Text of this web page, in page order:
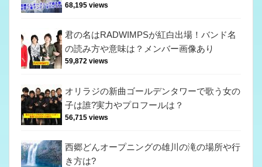
68,195 views
君の名はRADWIMPSが紅白出場！バンド名
の読み方や意味は？メンバー画像あり
59,872 views
オリラジの新曲ゴールデンタワーで歌う女の
子は誰?実力やプロフールは？
56,715 views
西郷どんオープニングの雄川の滝の場所や行
き方は?